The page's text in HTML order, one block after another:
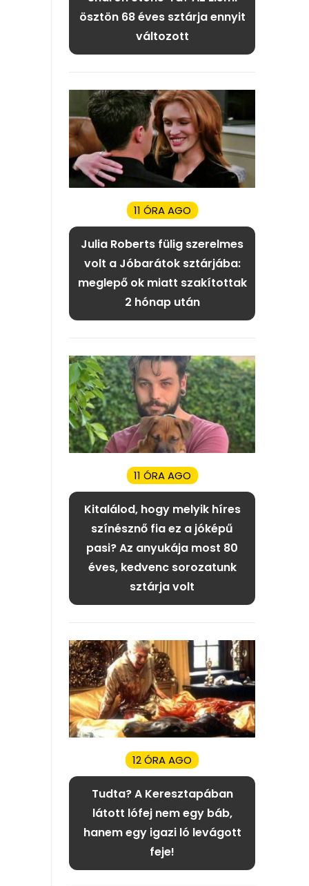
ösztön 68 éves sztárja ennyit
változott
11 ÓRA AGO
Julia Roberts fülig szerelmes
volt a Jóbarátok sztárjába:
meglepő ok miatt szakítottak
2 hónap után
11 ÓRA AGO
Kitalálod, hogy melyik híres
színésznő fia ez a jóképű
pasi? Az anyukája most 80
éves, kedvenc sorozatunk
sztárja volt
12 ÓRA AGO
Tudta? A Keresztapában
látott lófej nem egy báb,
hanem egy igazi ló levágott
feje!